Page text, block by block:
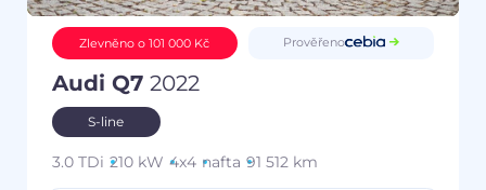
Zlevněno o 101 000 Kč Prověřeno
Audi Q7 2022
S-line
3.0 TDi 210 kW 4x4 nafta 91 512 km